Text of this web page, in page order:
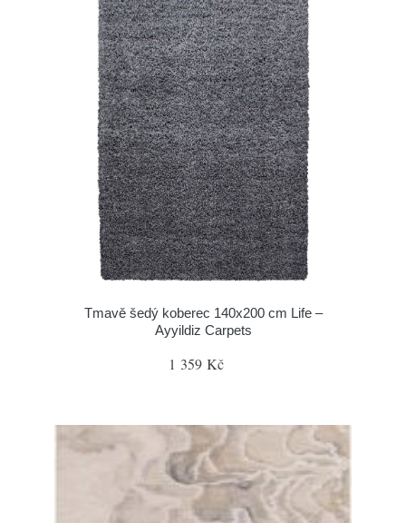
Tmavě šedý koberec 140x200 cm Life –
Ayyildiz Carpets
1 359 Kč